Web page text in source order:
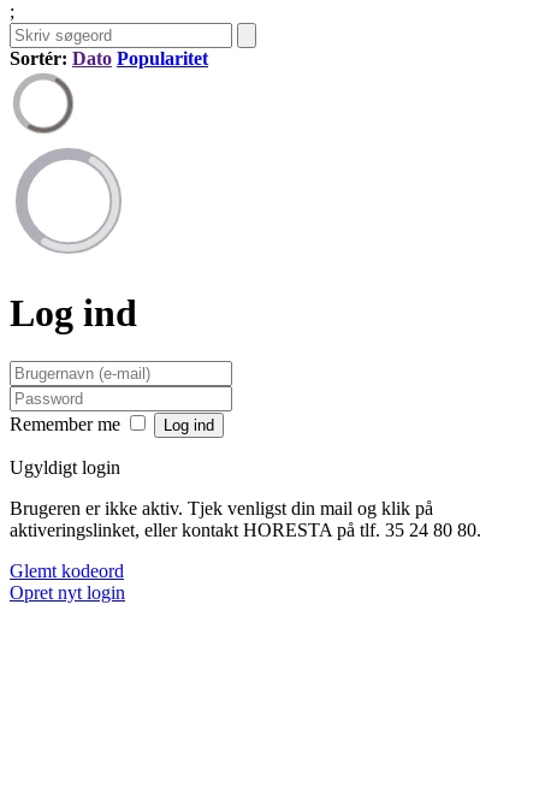
;
Sortér: Dato Popularitet
Log ind
Remember me
Ugyldigt login
Brugeren er ikke aktiv. Tjek venligst din mail og klik på
aktiveringslinket, eller kontakt HORESTA på tlf. 35 24 80 80.
Glemt kodeord
Opret nyt login